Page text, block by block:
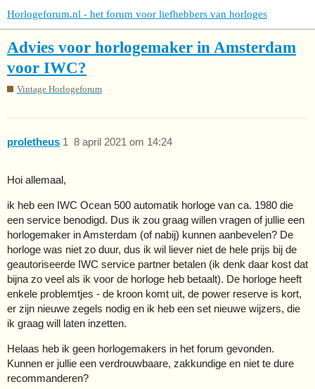
Horlogeforum.nl - het forum voor liefhebbers van horloges
Advies voor horlogemaker in Amsterdam
voor IWC?
Vintage Horlogeforum
proletheus 8 april 2021 om 14:24
1
Hoi allemaal,
ik heb een IWC Ocean 500 automatik horloge van ca. 1980 die
een service benodigd. Dus ik zou graag willen vragen of jullie een
horlogemaker in Amsterdam (of nabij) kunnen aanbevelen? De
horloge was niet zo duur, dus ik wil liever niet de hele prijs bij de
geautoriseerde IWC service partner betalen (ik denk daar kost dat
bijna zo veel als ik voor de horloge heb betaalt). De horloge heeft
enkele problemtjes - de kroon komt uit, de power reserve is kort,
er zijn nieuwe zegels nodig en ik heb een set nieuwe wijzers, die
ik graag will laten inzetten.
Helaas heb ik geen horlogemakers in het forum gevonden.
Kunnen er jullie een verdrouwbaare, zakkundige en niet te dure
recommanderen?